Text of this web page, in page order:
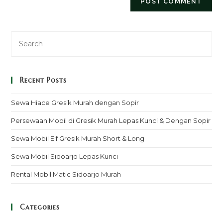
Recent Posts
Sewa Hiace Gresik Murah dengan Sopir
Persewaan Mobil di Gresik Murah Lepas Kunci & Dengan Sopir
Sewa Mobil Elf Gresik Murah Short & Long
Sewa Mobil Sidoarjo Lepas Kunci
Rental Mobil Matic Sidoarjo Murah
Categories